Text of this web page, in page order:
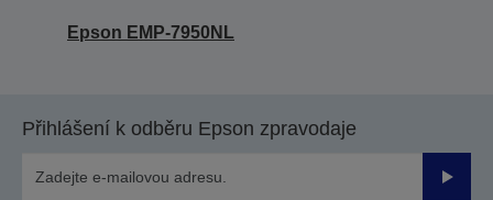
Epson EMP-7950NL
Přihlášení k odběru Epson zpravodaje